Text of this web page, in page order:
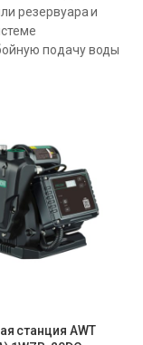
резервуара и
подачу воды
станция AWT